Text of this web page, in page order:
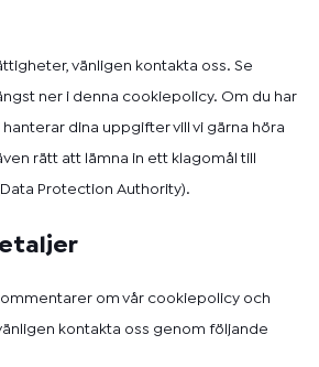
vänligen kontakta oss. Se
ner i denna cookiepolicy. Om du har
dina uppgifter vill vi gärna höra
rätt att lämna in ett klagomål till
Protection Authority).
om vår cookiepolicy och
kontakta oss genom följande